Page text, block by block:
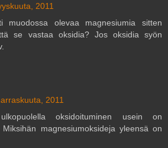
2011
muodossa olevaa magnesiumia sitten
se vastaa oksidia? Jos oksidia syön
2011
oksidoituminen usein on
magnesiumoksideja yleensä on